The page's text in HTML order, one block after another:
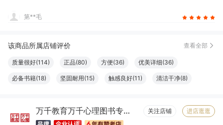
第**毛
该商品所属店铺评价 查看全部
质量很好(114) 正品(80) 方便(36) 优美详细(36)
必备书籍(18) 坚固耐用(15) 触感良好(11) 清洁干净(8)
包装很好(6) 大小合适(6) 真材实料(6) 纸张精良(6)
万千教育万千心理图书专营店 关注店铺 进店逛逛